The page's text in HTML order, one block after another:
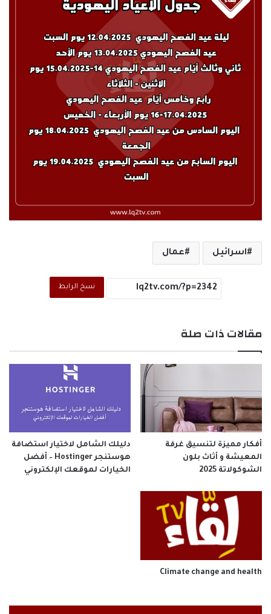
اسرائيل عمال
نسخ الرابط
مقالات ذات صلة
أفكار مميزة لتنسيق غرفة
المعيشة و أثاث بلون
الشوكولاتة 2025
دليلك الشامل لاختيار استضافة
هوستنجر Hostinger – أفضل
الخيارات لموقعك الإلكتروني
Climate change and health